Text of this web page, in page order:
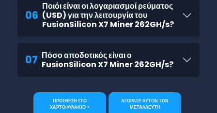
06
Ποιόι είναι οι λογαριασμοί ρεύματος
(USD) για την λειτουργία του
FusionSilicon X7 Miner 262GH/s?
07 Πόσο αποδοτικός είναι ο
FusionSilicon X7 Miner 262GH/s?
ΠΡΟΣΘΕΣΗ ΣΤΟ
ΧΑΡΤΟΦΥΛΑΚΙΟ +
ΑΓΟΡΑΣΕ ΑΥΤΟΝ ΤΟΝ
ΜΕΤΑΛΛΕΥΤΗ